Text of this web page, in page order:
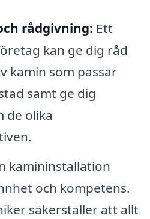
rådgivning: Ett
kan ge dig råd
kamin som passar
samt ge dig
de olika
kamininstallation
och kompetens.
säkerställer att allt